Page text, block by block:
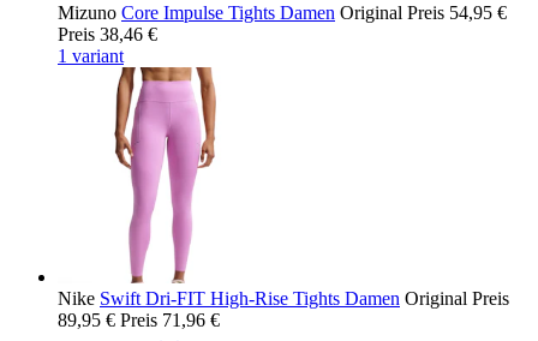
Mizuno Core Impulse Tights Damen Original Preis 54,95 €
Preis 38,46 €
1 variant
Nike Swift Dri-FIT High-Rise Tights Damen Original Preis
89,95 € Preis 71,96 €